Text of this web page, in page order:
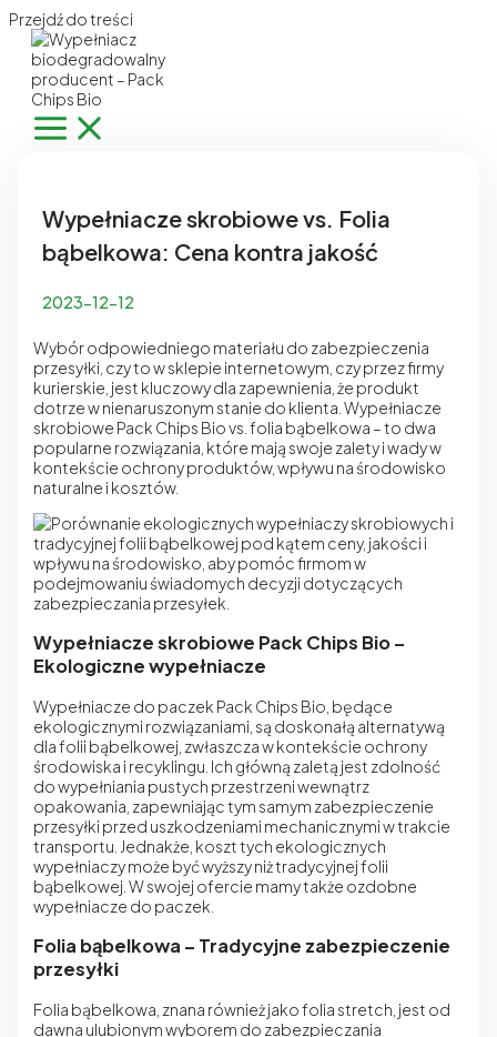
Przejdź do treści
Wypełniacze skrobiowe vs. Folia
bąbelkowa: Cena kontra jakość
2023-12-12
Wybór odpowiedniego materiału do zabezpieczenia
przesyłki, czy to w sklepie internetowym, czy przez firmy
kurierskie, jest kluczowy dla zapewnienia, że produkt
dotrze w nienaruszonym stanie do klienta. Wypełniacze
skrobiowe Pack Chips Biovs. folia bąbelkowa – to dwa
popularne rozwiązania, które mają swoje zalety i wady w
kontekście ochrony produktów, wpływu na środowisko
naturalne i kosztów.
Wypełniacze skrobiowe Pack Chips Bio –
Ekologiczne wypełniacze
Wypełniacze do paczek Pack Chips Bio , będące
ekologicznymi rozwiązaniami, są doskonałą alternatywą
dla folii bąbelkowej, zwłaszcza w kontekście ochrony
środowiska i recyklingu. Ich główną zaletą jest zdolność
do wypełniania pustych przestrzeni wewnątrz
opakowania, zapewniając tym samym zabezpieczenie
przesyłki przed uszkodzeniami mechanicznymi w trakcie
transportu. Jednakże, koszt tych ekologicznych
wypełniaczy może być wyższy niż tradycyjnej folii
bąbelkowej. W swojej ofercie mamy także ozdobne
wypełniacze do paczek
Folia bąbelkowa – Tradycyjne zabezpieczenie
przesyłki
Folia bąbelkowa, znana również jako folia stretch, jest od
dawna ulubionym wyborem do zabezpieczania